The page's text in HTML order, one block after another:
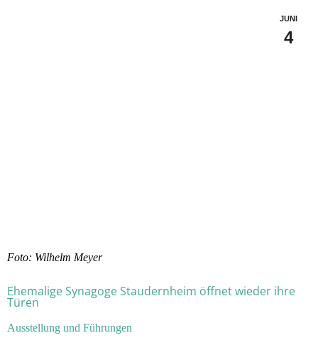
JUNI
4
Foto: Wilhelm Meyer
Ehemalige Synagoge Staudernheim öffnet wieder ihre
Türen
Ausstellung und Führungen